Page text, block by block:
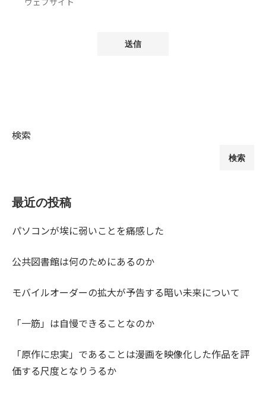
検索
検索
最近の投稿
パソコンが埃に弱いことを痛感した
公共図書館は何のためにあるのか
モバイルオーダーの拡大が予告する暗い未来について
「一筋」は自慢できることなのか
「原作に忠実」であることは漫画を映像化した作品を評
価する尺度となりうるか